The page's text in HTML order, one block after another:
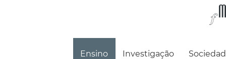
Faculdade de
Ensino Investigação